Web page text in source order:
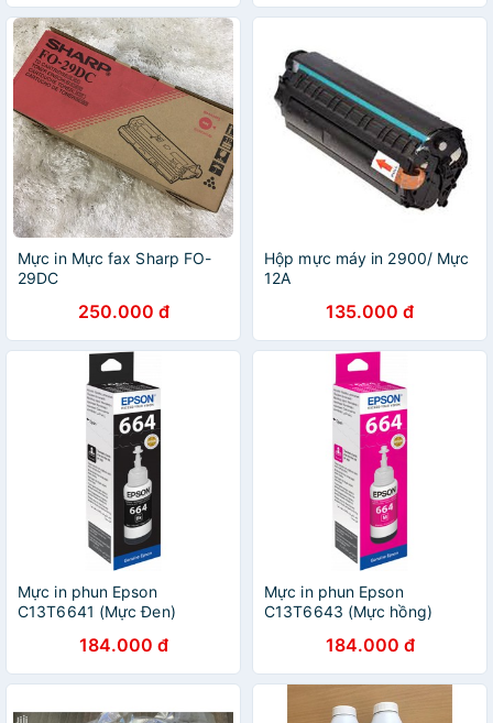
Mực in Mực fax Sharp FO-
29DC
250.000 đ
Hộp mực máy in 2900/ Mực
12A
135.000 đ
Mực in phun Epson
C13T6641 (Mực Đen)
184.000 đ
Mực in phun Epson
C13T6643 (Mực hồng)
184.000 đ